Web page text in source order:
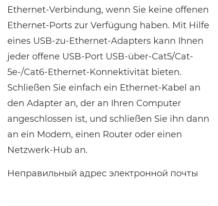
Ethernet-Verbindung, wenn Sie keine offenen
Ethernet-Ports zur Verfügung haben. Mit Hilfe
eines USB-zu-Ethernet-Adapters kann Ihnen
jeder offene USB-Port USB-über-Cat5/Cat-
5e-/Cat6-Ethernet-Konnektivität bieten.
Schließen Sie einfach ein Ethernet-Kabel an
den Adapter an, der an Ihren Computer
angeschlossen ist, und schließen Sie ihn dann
an ein Modem, einen Router oder einen
Netzwerk-Hub an.
Неправильный адрес электронной почты